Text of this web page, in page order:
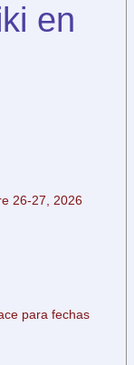
en
26-27, 2026
para fechas